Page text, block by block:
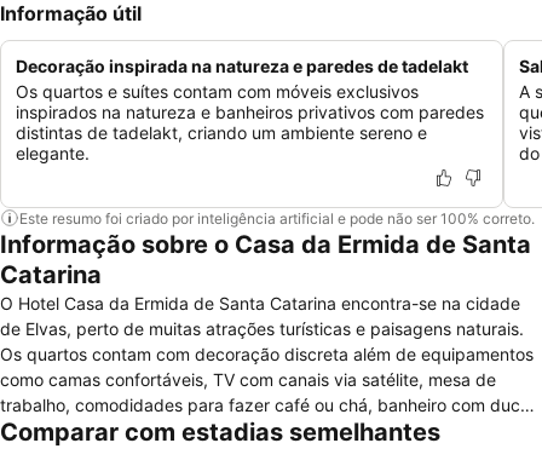
Informação útil
Decoração inspirada na natureza e paredes de tadelakt
Os quartos e suítes contam com móveis exclusivos
inspirados na natureza e banheiros privativos com paredes
distintas de tadelakt, criando um ambiente sereno e
elegante.
A
do
Este resumo foi criado por inteligência artificial e pode não ser 100% correto.
Informação sobre o Casa da Ermida de Santa
Catarina
O Hotel Casa da Ermida de Santa Catarina encontra-se na cidade
de Elvas, perto de muitas atrações turísticas e paisagens naturais.
Os quartos contam com decoração discreta além de equipamentos
como camas confortáveis, TV com canais via satélite, mesa de
trabalho, comodidades para fazer café ou chá, banheiro com ducha
e espelhos, cozinha compacta com equipamentos e utensílios
Comparar com estadias semelhantes